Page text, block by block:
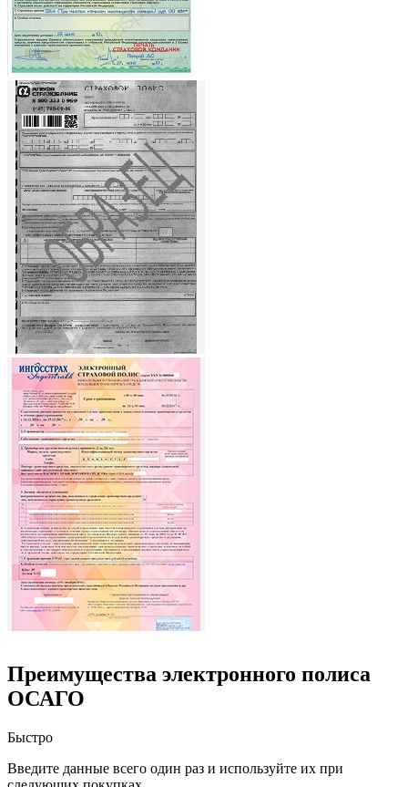
Преимущества электронного полиса
ОСАГО
Быстро
Введите данные всего один раз и используйте их при